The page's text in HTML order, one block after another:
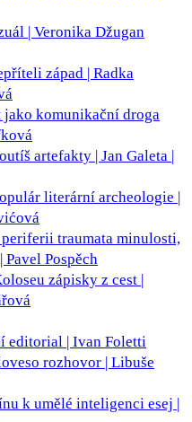
| Veronika Džugan
západ | Radka
jako komunikační droga
artefakty | Jan Galeta |
literární archeologie |
traumata minulosti,
Pospěch
zápisky z cest |
editorial | Ivan Foletti
rozhovor | Libuše
k umělé inteligenci esej |